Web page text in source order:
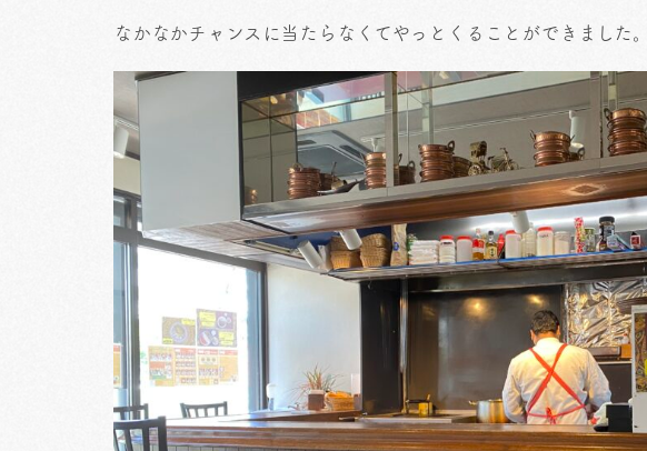
なかなかチャンスに当たらなくてやっとくることができました。